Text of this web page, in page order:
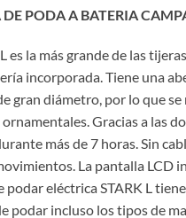
original
650,00 €.
actual
499,00
DE PODA A BATERIA
es la más grande de las
incorporada. Tiene una
gran diámetro, por lo que
Gracias a las
más de 7 horas. Sin
La pantalla LCD
podar eléctrica STARK L
podar incluso los tipos de